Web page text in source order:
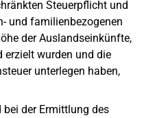
Steuerpflicht und
und familienbezogenen
der Auslandseinkünfte,
erzielt wurden und die
unterlegen haben,
der Ermittlung des